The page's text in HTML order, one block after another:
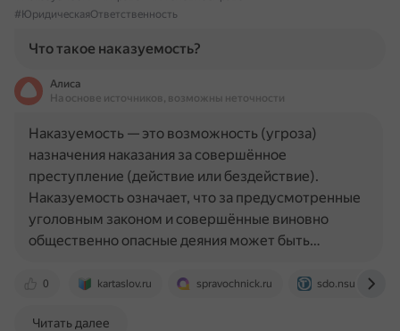
#ЮридическаяОтветственность
Что такое наказуемость?
Алиса
На основе источников, возможны неточности
0 kartaslov.ru spravochnick.ru sdo.nsuem.ru
Наказуемость — это возможность (угроза)
назначения наказания за совершённое
преступление (действие или бездействие).
Наказуемость означает, что за предусмотренные
уголовным законом и совершённые виновно
общественно опасные деяния может быть…
Читать далее